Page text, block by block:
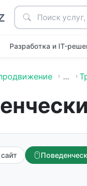
Разработка и IT-
…